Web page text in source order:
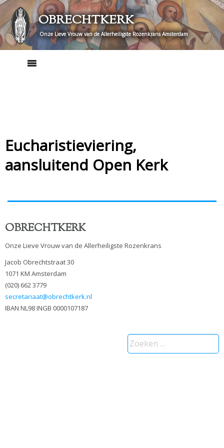
Skip
content
OBRECHTKERK
Onze Lieve Vrouw van de Allerheiligste Rozenkrans Amsterdam
Eucharistieviering,
aansluitend Open Kerk
OBRECHTKERK
Onze Lieve Vrouw van de Allerheiligste Rozenkrans
Jacob Obrechtstraat 30
1071 KM Amsterdam
(020) 662 3779
secretariaat@obrechtkerk.nl
IBAN NL98 INGB 0000107187
Zoeken
naar: